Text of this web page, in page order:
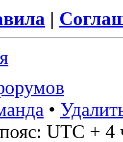
|
•
UTC + 4